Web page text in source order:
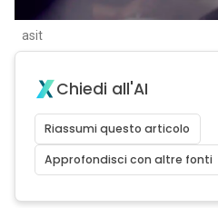
asit
Chiedi all'AI
Riassumi questo articolo
Approfondisci con altre fonti